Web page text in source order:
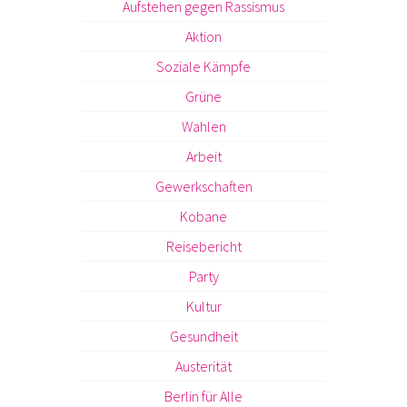
Aufstehen gegen Rassismus
Aktion
Soziale Kämpfe
Grüne
Wahlen
Arbeit
Gewerkschaften
Kobane
Reisebericht
Party
Kultur
Gesundheit
Austerität
Berlin für Alle